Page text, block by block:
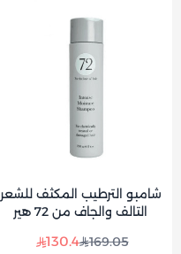
شامبو الترطيب المكثف للشعر
التالف والجاف من 72 هير
169.05
130.4